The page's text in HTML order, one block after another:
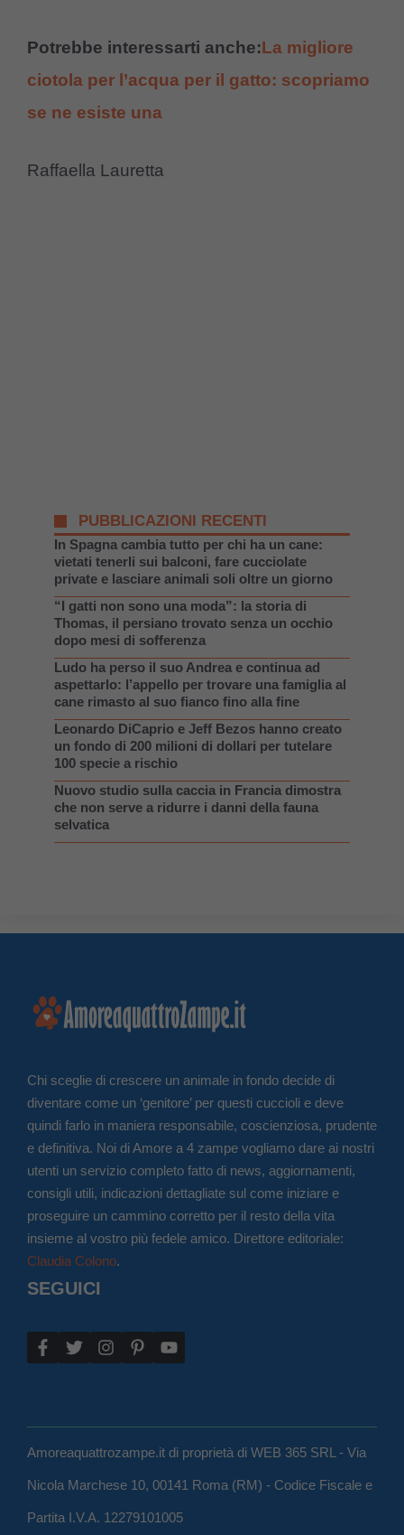
Potrebbe interessarti anche:La migliore
ciotola per l’acqua per il gatto: scopriamo
se ne esiste una
Raffaella Lauretta
PUBBLICAZIONI RECENTI
In Spagna cambia tutto per chi ha un cane:
vietati tenerli sui balconi, fare cucciolate
private e lasciare animali soli oltre un giorno
“I gatti non sono una moda”: la storia di
Thomas, il persiano trovato senza un occhio
dopo mesi di sofferenza
Ludo ha perso il suo Andrea e continua ad
aspettarlo: l’appello per trovare una famiglia al
cane rimasto al suo fianco fino alla fine
Leonardo DiCaprio e Jeff Bezos hanno creato
un fondo di 200 milioni di dollari per tutelare
100 specie a rischio
Nuovo studio sulla caccia in Francia dimostra
che non serve a ridurre i danni della fauna
selvatica
Chi sceglie di crescere un animale in fondo decide di
diventare come un ‘genitore’ per questi cuccioli e deve
quindi farlo in maniera responsabile, coscienziosa, prudente
e definitiva. Noi di Amore a 4 zampe vogliamo dare ai nostri
utenti un servizio completo fatto di news, aggiornamenti,
consigli utili, indicazioni dettagliate sul come iniziare e
proseguire un cammino corretto per il resto della vita
insieme al vostro più fedele amico. Direttore editoriale:
Claudia Colono.
SEGUICI
Amoreaquattrozampe.it di proprietà di WEB 365 SRL - Via
Nicola Marchese 10, 00141 Roma (RM) - Codice Fiscale e
Partita I.V.A. 12279101005